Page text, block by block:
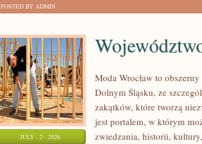
POSTED BY ADMIN
JULY - 2 - 2026
Moda Wrocław to
Dolnym Śląsku, ze
zakątków, które tworzą
jest portalem, w którym
zwiedzania, historii,